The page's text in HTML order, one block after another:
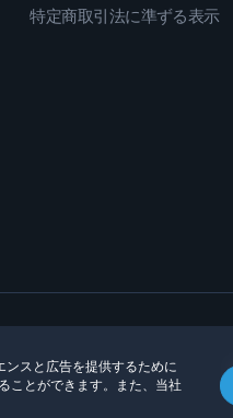
スと広告を提供するために
ことができます。また、当社
特定商取引法に準ずる表示